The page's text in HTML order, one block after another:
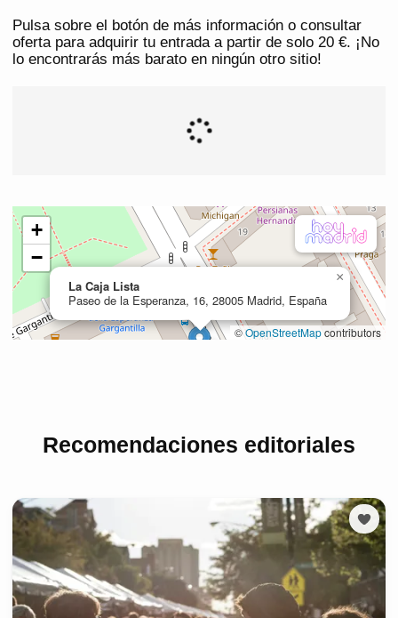
Pulsa sobre el botón de más información o consultar
oferta para adquirir tu entrada a partir de solo 20 €. ¡No
lo encontrarás más barato en ningún otro sitio!
Recomendaciones editoriales